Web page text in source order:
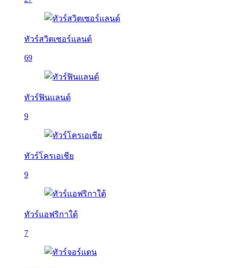
ทัวร์สวิตเซอร์แลนด์
69
ทัวร์ฟินแลนด์
9
ทัวร์โครเอเชีย
9
ทัวร์แอฟริกาใต้
7